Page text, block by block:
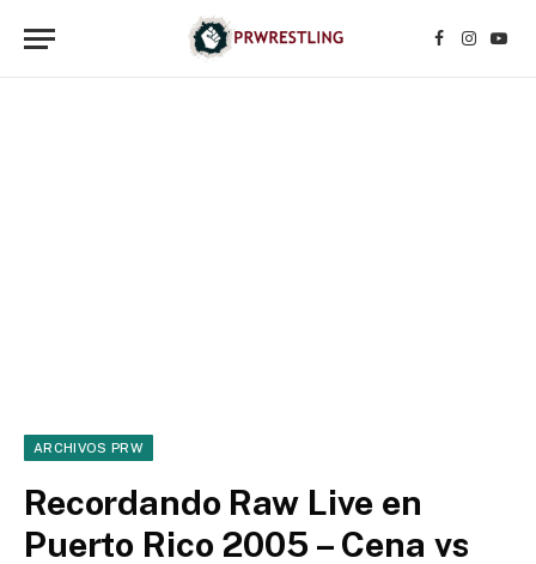
Facebook
ARCHIVOS PRW
Recordando Raw Live en
Puerto Rico 2005 – Cena vs